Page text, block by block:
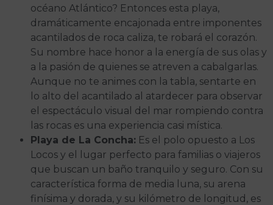
océano Atlántico? Entonces esta playa,
dramáticamente encajonada entre imponentes
acantilados de roca caliza, te robará el corazón.
Su nombre hace honor a la energía de sus olas y
a la pasión de quienes se atreven a cabalgarlas.
Aunque no te animes con la tabla, sentarte en
lo alto del acantilado al atardecer para observar
el espectáculo visual del mar rompiendo contra
las rocas es una experiencia casi mística.
Playa de La Concha: Es el polo opuesto a Los
Locos y el lugar perfecto para familias o viajeros
que buscan un baño tranquilo y seguro. Con su
característica forma de media luna, su arena
finísima y dorada, y su kilómetro de longitud, es